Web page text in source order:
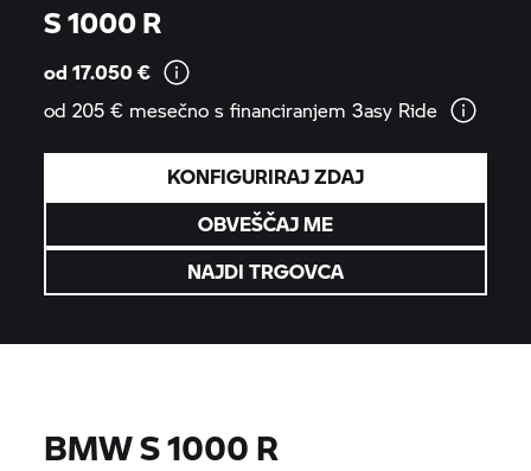
S 1000 R
od 17.050€
od 205 € mesečno s financiranjem 3asy Ride
KONFIGURIRAJ ZDAJ
OBVEŠČAJ ME
NAJDI TRGOVCA
BMWS 1000 R